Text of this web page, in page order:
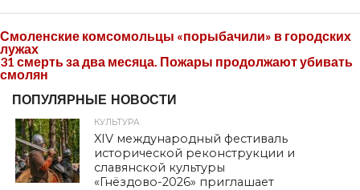
Смоленские комсомольцы «порыбачили» в городских
лужах
31 смерть за два месяца. Пожары продолжают убивать
смолян
ПОПУЛЯРНЫЕ НОВОСТИ
КУЛЬТУРА
XIV международный фестиваль
исторической реконструкции и
славянской культуры
«Гнёздово-2026» приглашает